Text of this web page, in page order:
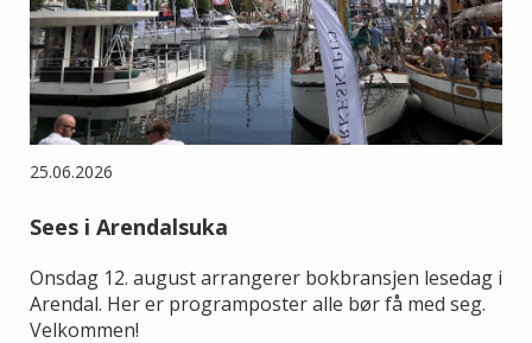
25.06.2026
Sees i Arendalsuka
Onsdag 12. august arrangerer bokbransjen lesedag i
Arendal. Her er programposter alle bør få med seg.
Velkommen!